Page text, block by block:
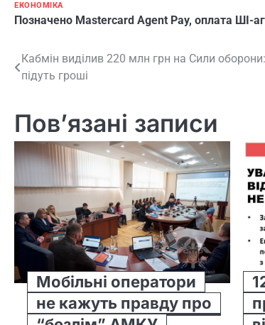
ЕКОНОМІКА
Позначено Mastercard Agent Pay, оплата ШІ-
Навігація
записів
Кабмін виділив 220 млн грн на Сили
підуть гроші
Пов’язані записи
Мобільні оператори
не кажуть правду про